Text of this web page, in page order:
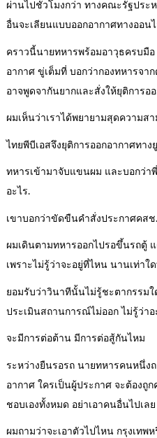
ผ่านไปชั่วโมงกว่า ทางคณะรัฐประ
อื่นจะเลียนแบบออกอากาศทางออน
คราวนี้นายทหารพร้อมอาวุธครบมื
อากาศ ขู่เต็มที่ บอกว่ากองทหารจา
อาจพูดจากันยากและสั่งให้ยุติการอ
ผมเห็นว่าเราได้พยายามสุดความส
ไทยพีบีเอสจึงยุติการออกอากาศทา
ทหารเข้ามาจับแขนผม และบอกว่า
อะไร.
เขาบอกว่าขัดขืนคำสั่งประกาศคสช.
ผมเดินตามทหารออกไปรอขึ้นรถตู้
เพราะไม่รู้ว่าจะอยู่ที่ไหน นานเท่าใ
ยอมรับว่าวินาทีนั้นไม่รู้ชะตากรรมใ
ประเมินสถานการณ์ไม่ออก ไม่รู้ว่าอ
จะมีการต่อต้าน มีการต่อสู้กันไหม
ระหว่างยืนรอรถ นายทหารคนหนึ่ง
อากาศ ใครเป็นผู้ประกาศ จะต้องถู
ชอบเองทั้งหมด อย่าเอาคนอื่นไปเล
ผมถามว่าจะเอาตัวไปไหน กรุงเทพ